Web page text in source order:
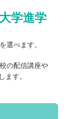
学進学
選べます。
の配信講座や
ます。